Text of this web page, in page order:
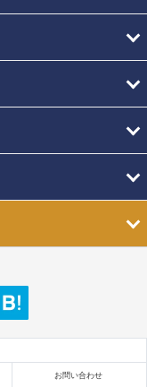
お問い合わせ